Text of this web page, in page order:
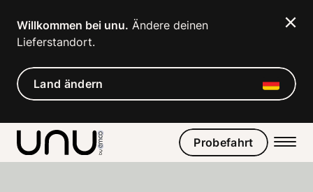
Willkommen bei unu. Ändere deinen
Lieferstandort.
Land ändern
Probefahrt